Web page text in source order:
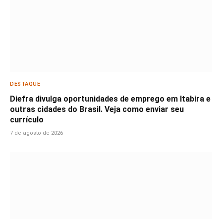
DESTAQUE
Diefra divulga oportunidades de emprego em Itabira e
outras cidades do Brasil. Veja como enviar seu
currículo
7 de agosto de 2026